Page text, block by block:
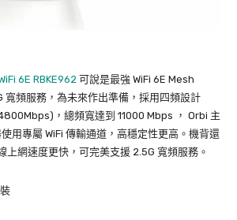
6E RBKE962 可說是最強 WiFi 6E Mesh
寬頻服務，為未來作出準備，採用四頻設計
，總頻寬達到 11000 Mbps ， Orbi 主
用專屬 WiFi 傳輸通道，高穩定性更高。機背還
上網速度更快，可完美支援 2.5G 寬頻服務。